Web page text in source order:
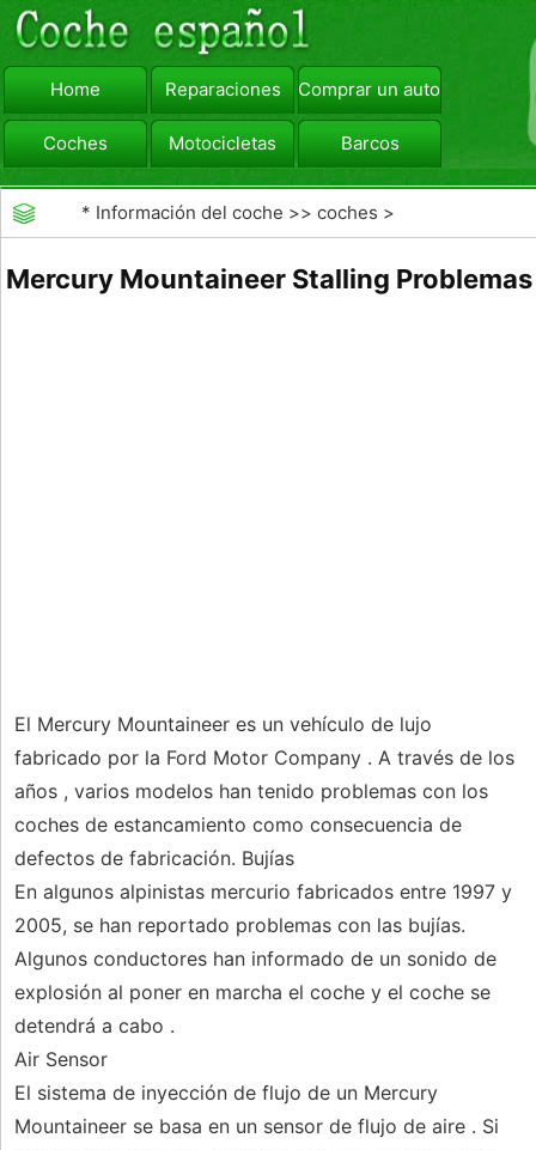
Home Reparaciones Comprar un automóvil
Coches Motocicletas Barcos
viajar Camiones
* Información del coche >>coches >
Mercury Mountaineer Stalling Problemas
El Mercury Mountaineer es un vehículo de lujo
fabricado por la Ford Motor Company . A través de los
años , varios modelos han tenido problemas con los
coches de estancamiento como consecuencia de
defectos de fabricación. Bujías
En algunos alpinistas mercurio fabricados entre 1997 y
2005, se han reportado problemas con las bujías.
Algunos conductores han informado de un sonido de
explosión al poner en marcha el coche y el coche se
detendrá a cabo .
Air Sensor
El sistema de inyección de flujo de un Mercury
Mountaineer se basa en un sensor de flujo de aire . Si